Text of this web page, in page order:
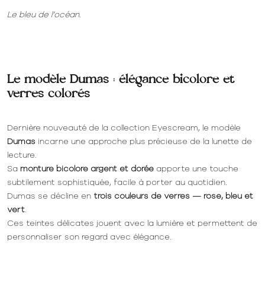
Le bleu de l’océan.
Le modèle Dumas : élégance bicolore et
verres colorés
Dernière nouveauté de la collection Eyescream, le modèle
Dumas incarne une approche plus précieuse de la lunette de
lecture.
Sa monture bicolore argent et doréeapporte une touche
subtilement sophistiquée, facile à porter au quotidien.
Dumas se décline en trois couleurs de verres — rose, bleu et
vert.
Ces teintes délicates jouent avec la lumière et permettent de
personnaliser son regard avec élégance.